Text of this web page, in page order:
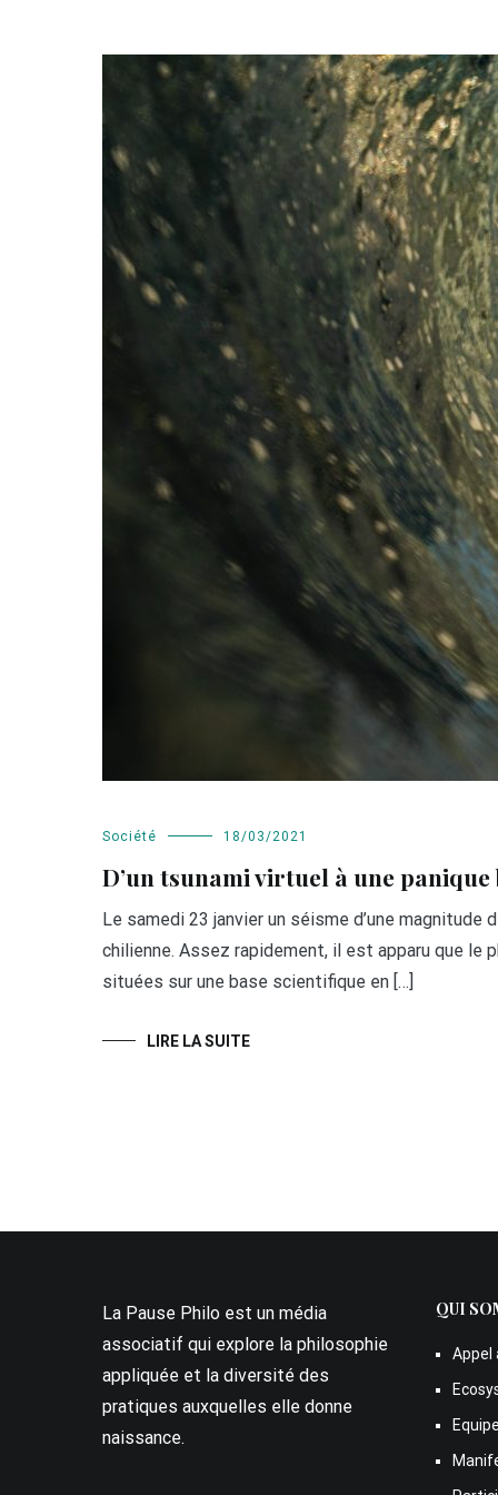
Société 18/03/2021
D’un tsunami virtuel à une
Le samedi 23 janvier un séisme d’une
chilienne. Assez rapidement, il est apparu que le
situées sur une base scientifique en […]
LIRE LA SUITE
La Pause Philo est un média
associatif qui explore la philosophie
appliquée et la diversité des
pratiques auxquelles elle donne
naissance.
QUI
Appel
Equipe